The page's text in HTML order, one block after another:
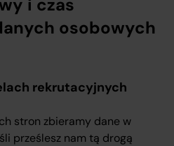
i czas
osobowych
rekrutacyjnych
stron zbieramy dane w
prześlesz nam tą drogą